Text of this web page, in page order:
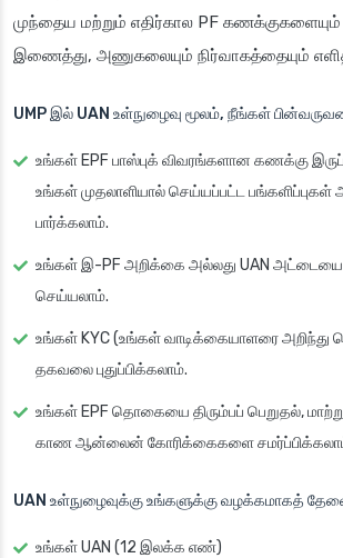
முந்தைய மற்றும் எதிர்கால PF
இணைத்து, அணுகலையும் நிர்வாகத்தையும்
UMP இல் UAN உள்நுழைவு மூலம், நீங்கள்
உங்கள் EPF பாஸ்புக் விவரங்களான கணக்கு
உங்கள் முதலாளியால் செய்யப்பட்ட
பார்க்கலாம்.
உங்கள் இ-PF அறிக்கை அல்லது UAN அட்டையை
செய்யலாம்.
உங்கள் KYC (உங்கள் வாடிக்கையாளரை
தகவலை புதுப்பிக்கலாம்.
உங்கள் EPF தொகையை திரும்பப் பெறுதல்,
காண ஆன்லைன் கோரிக்கைகளை
UAN உள்நுழைவுக்கு உங்களுக்கு வழக்கமாகத்
உங்கள் UAN (12 இலக்க எண்)